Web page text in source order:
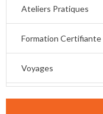
Ateliers Pratiques
Formation Certifiante
Voyages